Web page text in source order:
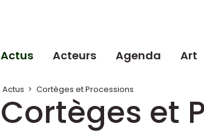
Actus Acteurs Agenda Art
Actus > Cortèges et Processions
Cortèges et